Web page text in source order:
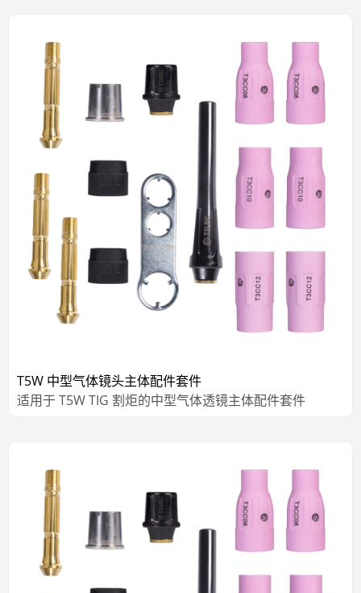
T5W 中型气体镜头主体配件套件
适用于 T5W TIG 割炬的中型气体透镜主体配件套件